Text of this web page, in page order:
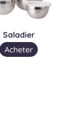
Saladier
Acheter